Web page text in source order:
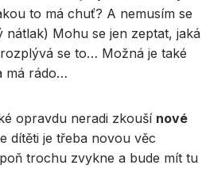
to má chuť? A nemusím se
Mohu se jen zeptat, jaká
se to… Možná je také
má rádo…
opravdu neradi zkouší nové
dítěti je třeba novou věc
trochu zvykne a bude mít tu